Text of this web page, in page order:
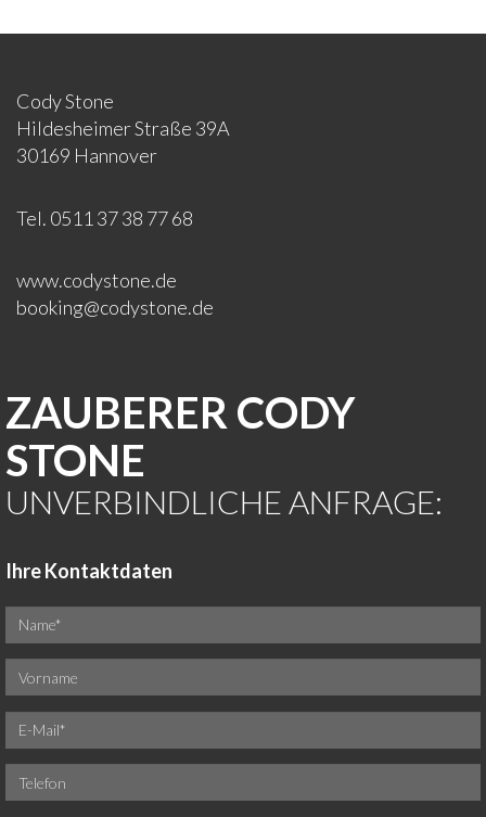
Cody Stone
Hildesheimer Straße 39A
30169 Hannover
Tel. 0511 37 38 77 68
www.codystone.de
booking@codystone.de
ZAUBERER CODY
STONE
UNVERBINDLICHE ANFRAGE:
Ihre Kontaktdaten